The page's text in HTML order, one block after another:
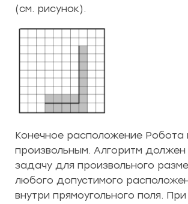
(см. рисунок).
Конечное расположение Робота
произвольным. Алгоритм
задачу для произвольного
любого допустимого
внутри прямоугольного поля.